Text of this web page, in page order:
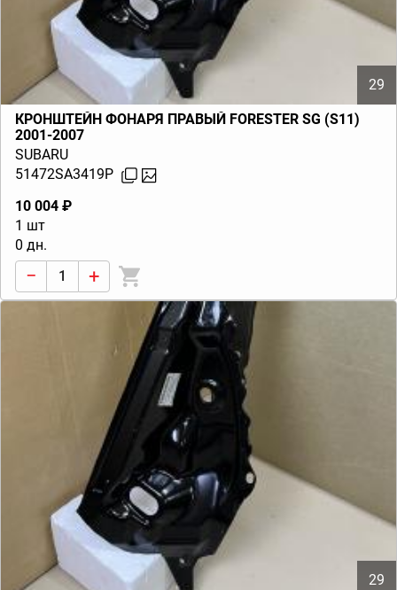
29
КРОНШТЕЙН ФОНАРЯ ПРАВЫЙ FORESTER SG (S11)
2001-2007
SUBARU
51472SA3419P
10 004 ₽
1 шт
0 дн.
− +
29